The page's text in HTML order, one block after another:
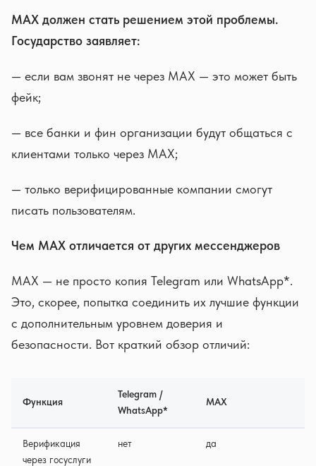
MAX должен стать решением этой проблемы.
Государство заявляет:
— если вам звонят не через MAX — это может быть
фейк;
— все банки и фин организации будут общаться с
клиентами только через MAX;
— только верифицированные компании смогут
писать пользователям.
Чем MAX отличается от других мессенджеров
MAX — не просто копия Telegram или WhatsApp*.
Это, скорее, попытка соединить их лучшие функции
с дополнительным уровнем доверия и
безопасности. Вот краткий обзор отличий:
Функция
Telegram /
WhatsApp*
MAX
Верификация
через госуслуги
нет да